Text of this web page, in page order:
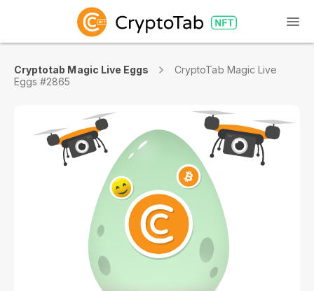
Cryptotab Magic Live Eggs
CryptoTab Magic Live
Eggs #2865